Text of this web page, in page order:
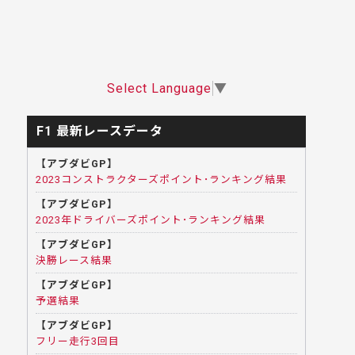
Select Language ▼
F1 最新レースデータ
【アブダビGP】
2023コンストラクターズポイント･ランキング結果
【アブダビGP】
2023年ドライバーズポイント･ランキング結果
【アブダビGP】
決勝レース結果
【アブダビGP】
予選結果
【アブダビGP】
フリー走行3回目